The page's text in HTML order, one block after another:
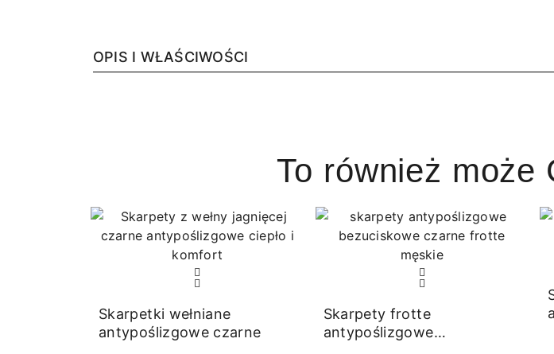
OPIS I WŁAŚCIWOŚCI
To również może
Skarpetki wełniane
antypoślizgowe czarne
Skarpety frotte
antypoślizgowe